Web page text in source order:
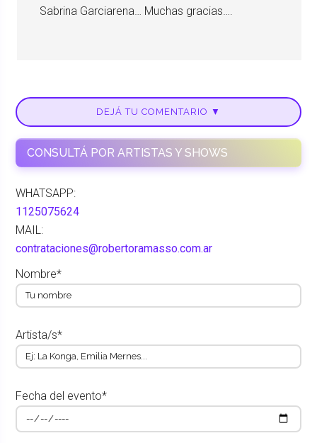
Sabrina Garciarena… Muchas gracias….
DEJÁ TU COMENTARIO ▼
CONSULTÁ POR ARTISTAS Y SHOWS
WHATSAPP:
1125075624
MAIL:
contrataciones@robertoramasso.com.ar
Nombre*
Artista/s*
Fecha del evento*